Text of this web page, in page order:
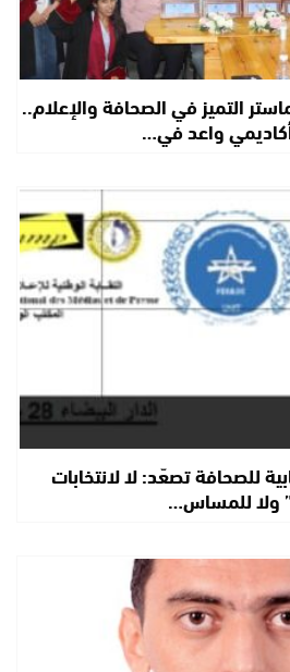
التميز في الصحافة والإعلام..
واعد في…
للصحافة تصعّد: لا لانتخابات
ولا للمساس…